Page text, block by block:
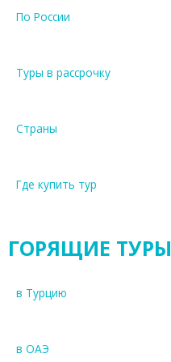
По России
Туры в рассрочку
Страны
Где купить тур
ГОРЯЩИЕ ТУРЫ
в Турцию
в ОАЭ